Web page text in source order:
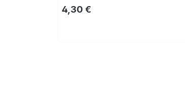
Regulärer Preis:
4,30 €